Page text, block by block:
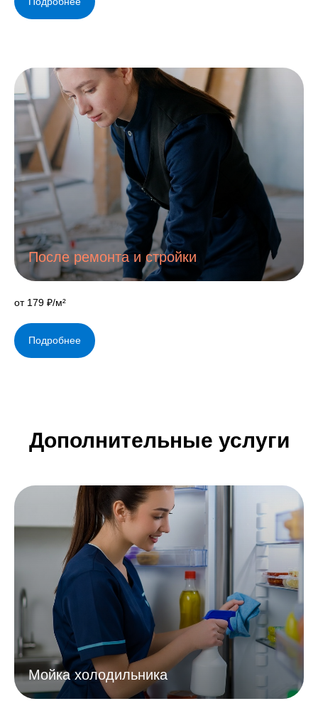
После ремонта и стройки
от 179 ₽/м²
Подробнее
Дополнительные услуги
Мойка холодильника